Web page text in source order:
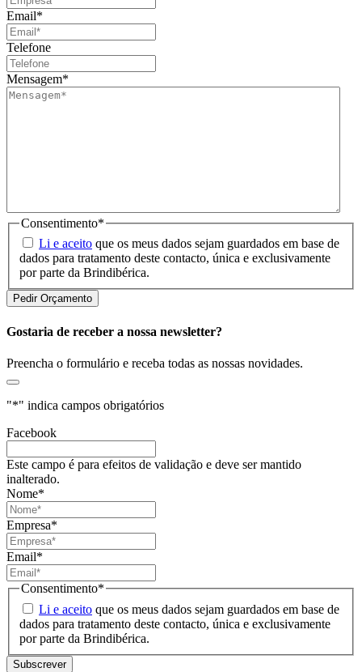
Email*
Telefone
Mensagem*
Consentimento*
Li e aceito que os meus dados sejam guardados em base de
dados para tratamento deste contacto, única e exclusivamente
por parte da Brindibérica.
Gostaria de receber a nossa newsletter?
Preencha o formulário e receba todas as nossas novidades.
"*" indica campos obrigatórios
Facebook
Este campo é para efeitos de validação e deve ser mantido
inalterado.
Nome*
Empresa*
Email*
Consentimento*
Li e aceito que os meus dados sejam guardados em base de
dados para tratamento deste contacto, única e exclusivamente
por parte da Brindibérica.